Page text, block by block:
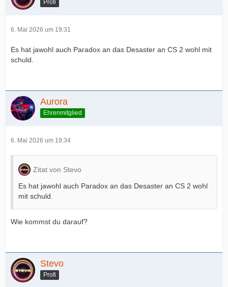
Profi
6. Mai 2026 um 19:31
Es hat jawohl auch Paradox an das Desaster an CS 2 wohl mit
schuld.
Aurora
Ehrenmitglied
6. Mai 2026 um 19:34
Zitat von Stevo
Es hat jawohl auch Paradox an das Desaster an CS 2 wohl
mit schuld.
Wie kommst du darauf?
Stevo
Profi